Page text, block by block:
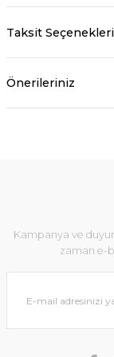
Taksit Seçenekleri
Önerileriniz
Kampanya ve
zaman e-